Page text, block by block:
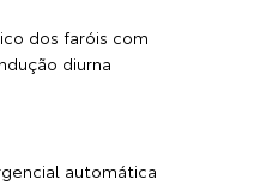
dos faróis com
diurna
automática